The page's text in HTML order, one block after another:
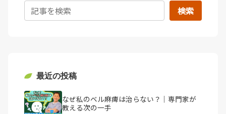
検索
最近の投稿
なぜ私のベル麻痺は治らない？｜専門家が
教える次の一手